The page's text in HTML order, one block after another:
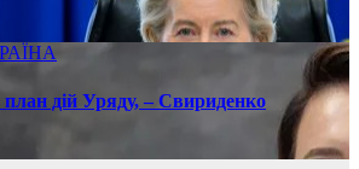
план дій Уряду, – Свириденко